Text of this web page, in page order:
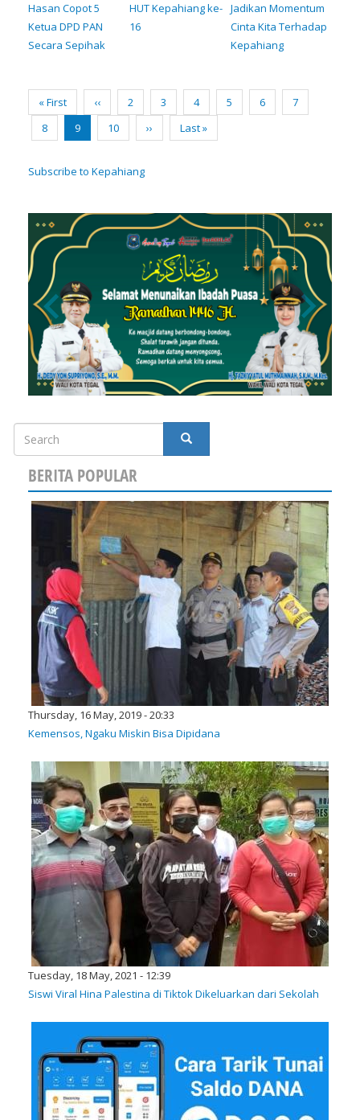
Hasan Copot 5
Ketua DPD PAN
Secara Sepihak
HUT Kepahiang ke-
16
Jadikan Momentum
Cinta Kita Terhadap
Kepahiang
Pagination
First
page
« First
Previous
page
‹‹ Page
2 Page
3 Page
4 Page
5 Page
6 Page
7
Page
8
Current
page
9 Page
10
Next
page
››
Last
page
Last »
Subscribe to Kepahiang
Search
SEARCH
BERITA POPULAR
Thursday, 16 May, 2019 - 20:33
Kemensos, Ngaku Miskin Bisa Dipidana
Tuesday, 18 May, 2021 - 12:39
Siswi Viral Hina Palestina di Tiktok Dikeluarkan dari Sekolah